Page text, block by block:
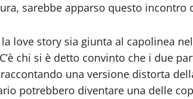
sarebbe apparso questo incontro
love story sia giunta al capolinea
chi si è detto convinto che i due
una versione distorta
potrebbero diventare una delle